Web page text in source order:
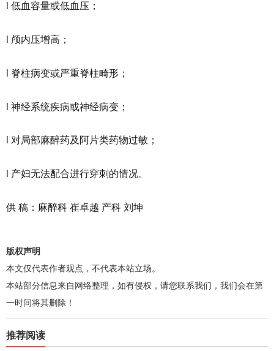
l 低血容量或低血压；
l 颅内压增高；
l 脊柱病变或严重脊柱畸形；
l 神经系统疾病或神经病变；
l 对局部麻醉药及阿片类药物过敏；
l 产妇无法配合进行穿刺的情况。
供 稿：麻醉科 崔卓越 产科 刘坤
版权声明
本文仅代表作者观点，不代表本站立场。
本站部分信息来自网络整理，如有侵权，请您联系我们，我们会在第
一时间将其删除！
推荐阅读